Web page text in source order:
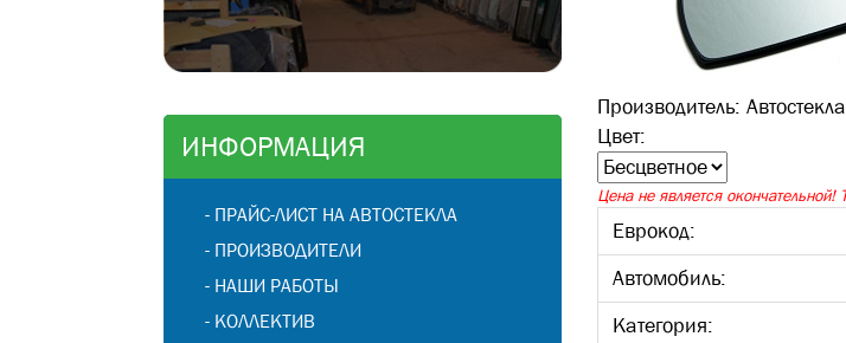
ИНФОРМАЦИЯ
- ПРАЙС-ЛИСТ НА АВТОСТЕКЛА
- ПРОИЗВОДИТЕЛИ
- НАШИ РАБОТЫ
- КОЛЛЕКТИВ
Производитель:
Цвет:
Цена не является окончательной!
Еврокод:
Автомобиль:
Категория: